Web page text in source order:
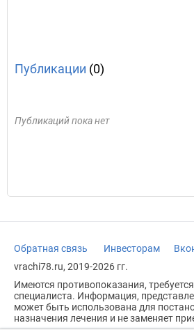
Публикации (0)
Публикаций пока нет
Обратная связь Инвесторам
vrachi78.ru, 2019-2026 гг.
Имеются противопоказания,
специалиста. Информация,
может быть использована для
назначения лечения и не заменяет